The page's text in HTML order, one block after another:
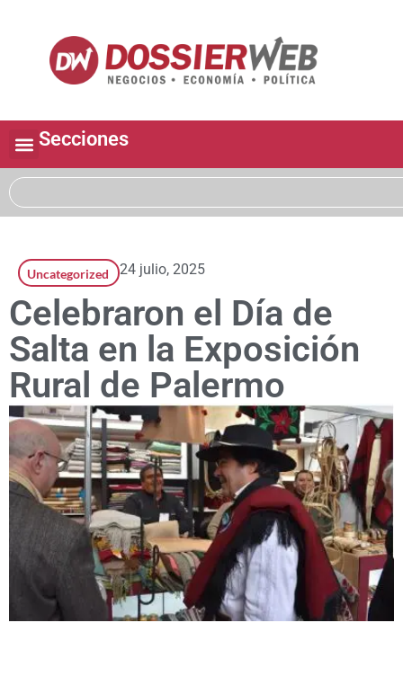
Secciones
Uncategorized 24 julio, 2025
Celebraron el Día de
Salta en la Exposición
Rural de Palermo